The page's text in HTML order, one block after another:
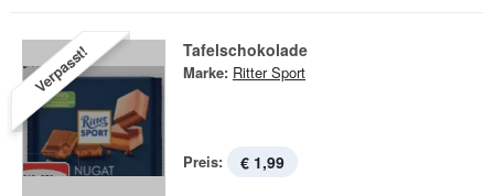
Verpasst! Tafelschokolade
Marke: Ritter Sport
Preis: € 1,99